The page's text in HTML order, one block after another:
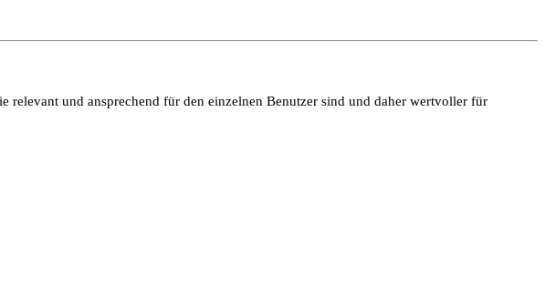
und ansprechend für den einzelnen Benutzer sind und daher wertvoller für